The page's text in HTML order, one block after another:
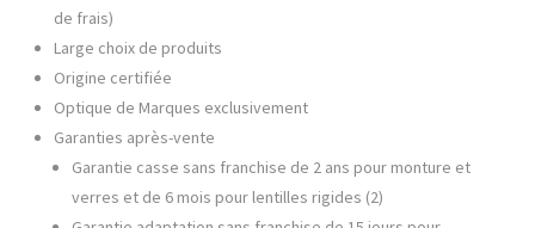
de frais)
Large choix de produits
Origine certifiée
Optique de Marques exclusivement
Garanties après-vente
Garantie casse sans franchise de 2 ans pour monture et
verres et de 6 mois pour lentilles rigides (2)